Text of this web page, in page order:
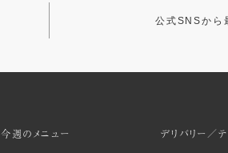
公式SNSから
今週のメニュー
デリバリー／テ